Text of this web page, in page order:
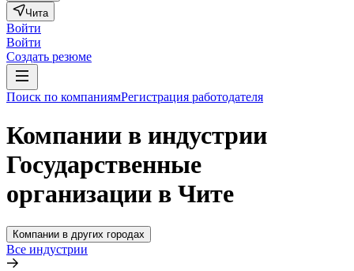
Чита
Войти
Войти
Создать резюме
Поиск по компаниямРегистрация работодателя
Компании в индустрии
Государственные
организации в Чите
Компании в других городах
Все индустрии